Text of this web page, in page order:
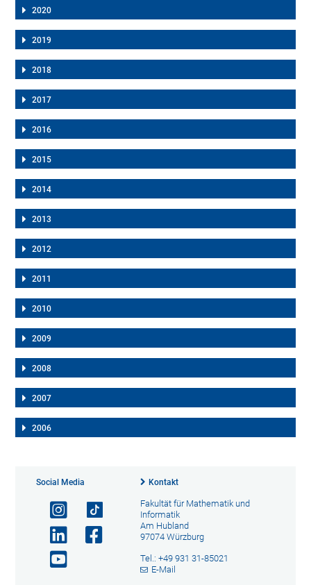
2020
2019
2018
2017
2016
2015
2014
2013
2012
2011
2010
2009
2008
2007
2006
Social Media Kontakt
Fakultät für Mathematik und
Informatik
Am Hubland
97074 Würzburg
Tel.: +49 931 31-85021
E-Mail